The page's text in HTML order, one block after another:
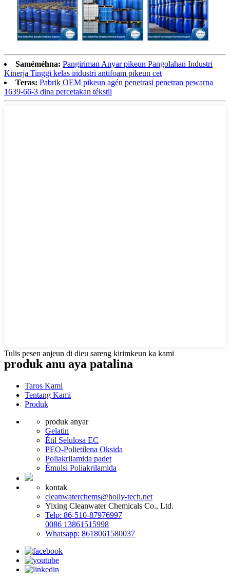
Saméméhna: Pangiriman Anyar pikeun Pangolahan Industri
Kinerja Tinggi kelas industri antifoam pikeun cet
Teras: Pabrik OEM pikeun agén penetrasi penetran pewarna
1639-66-3 dina percetakan tékstil
Tulis pesen anjeun di dieu sareng kirimkeun ka kami
produk anu aya patalina
Taros Kami
Tentang Kami
Produk
produk anyar
Gelatin
Étil Selulosa EC
PEO-Polietilena Oksida
Poliakrilamida padet
Émulsi Poliakrilamida
kontak
cleanwaterchems@holly-tech.net
Yixing Cleanwater Chemicals Co., Ltd.
Telp: 86-510-87976997
0086 13861515998
Whatsapp: 8618061580037